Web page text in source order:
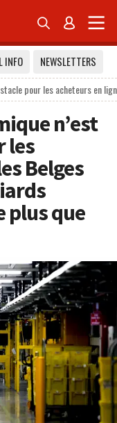
 
INFO
NEWSLETTERS
pour les acheteurs en
n’est
les
Belges
plus que